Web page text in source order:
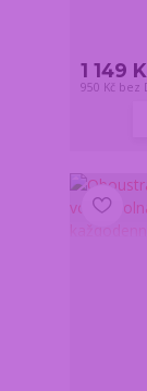
1 149
950 Kč bez